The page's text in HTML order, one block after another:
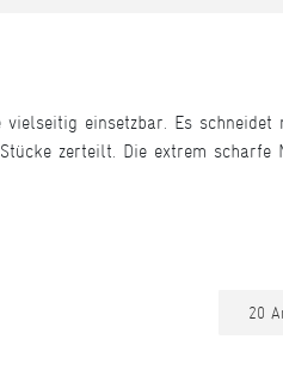
einsetzbar. Es
zerteilt. Die extrem